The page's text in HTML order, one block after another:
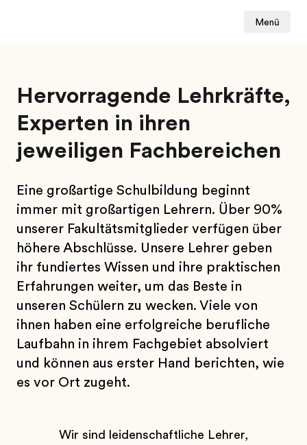
Menü
Hervorragende Lehrkräfte,
Experten in ihren
jeweiligen Fachbereichen
Eine großartige Schulbildung beginnt
immer mit großartigen Lehrern. Über 90%
unserer Fakultätsmitglieder verfügen über
höhere Abschlüsse. Unsere Lehrer geben
ihr fundiertes Wissen und ihre praktischen
Erfahrungen weiter, um das Beste in
unseren Schülern zu wecken. Viele von
ihnen haben eine erfolgreiche berufliche
Laufbahn in ihrem Fachgebiet absolviert
und können aus erster Hand berichten, wie
es vor Ort zugeht.
Wir sind leidenschaftliche Lehrer,